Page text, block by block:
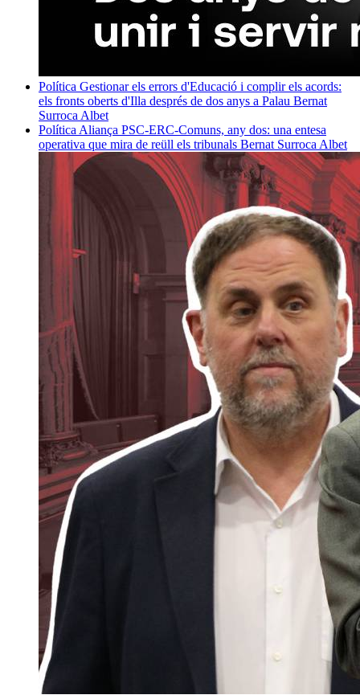
Política Gestionar els errors d'Educació i complir els acords:
els fronts oberts d'Illa després de dos anys a Palau Bernat
Surroca Albet
Política Aliança PSC-ERC-Comuns, any dos: una entesa
operativa que mira de reüll els tribunals Bernat Surroca Albet